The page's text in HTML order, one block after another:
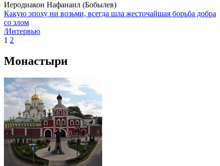
Иеродиакон Нафанаил (Бобылев)
Какую эпоху ни возьми, всегда шла жесточайшая борьба добра
со злом
/Интервью
1 2
Монастыри